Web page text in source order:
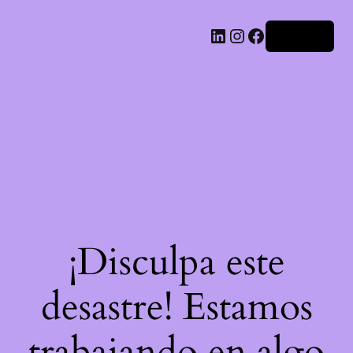
LinkedIn
Instagram
Facebook
¡Disculpa este
desastre! Estamos